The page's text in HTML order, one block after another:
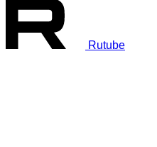
Rutube